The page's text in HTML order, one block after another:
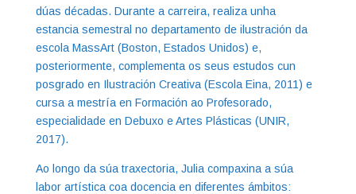
dúas décadas. Durante a carreira, realiza unha
estancia semestral no departamento de ilustración da
escola MassArt (Boston, Estados Unidos) e,
posteriormente, complementa os seus estudos cun
posgrado en Ilustración Creativa (Escola Eina, 2011) e
cursa a mestría en Formación ao Profesorado,
especialidade en Debuxo e Artes Plásticas (UNIR,
2017).
Ao longo da súa traxectoria, Julia compaxina a súa
labor artística coa docencia en diferentes ámbitos: